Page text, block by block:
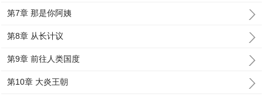
第7章 那是你阿姨
第8章 从长计议
第9章 前往人类国度
第10章 大炎王朝